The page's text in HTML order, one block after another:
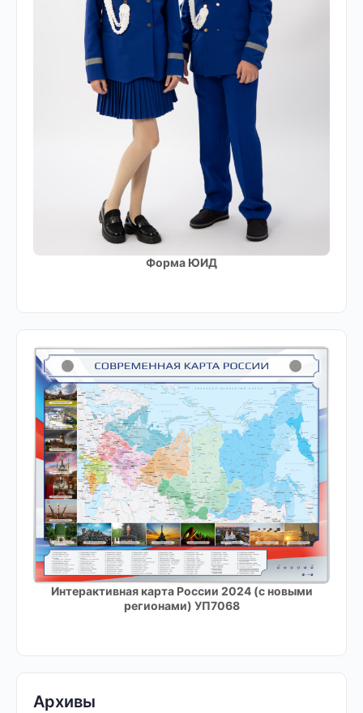
Форма ЮИД
Интерактивная карта России 2024 (с новыми
регионами) УП7068
Архивы